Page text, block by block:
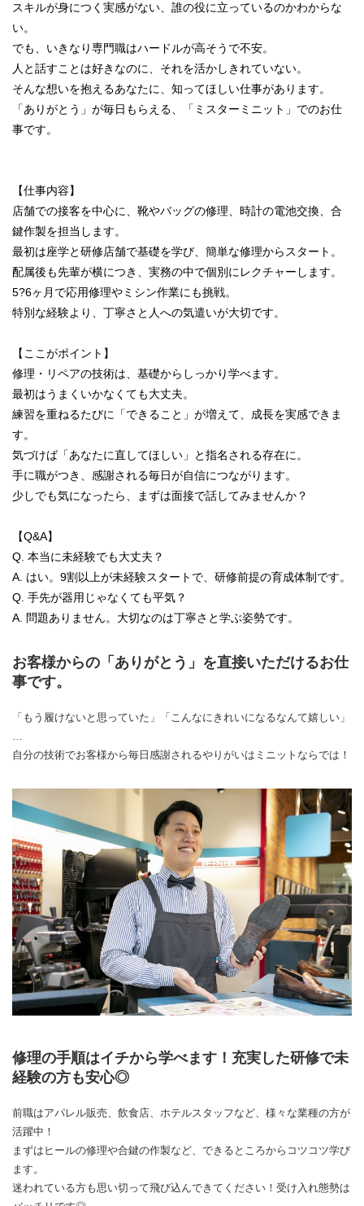
スキルが身につく実感がない、誰の役に立っているのかわからな
い。
でも、いきなり専門職はハードルが高そうで不安。
人と話すことは好きなのに、それを活かしきれていない。
そんな想いを抱えるあなたに、知ってほしい仕事があります。
「ありがとう」が毎日もらえる、「ミスターミニット」でのお仕
事です。
【仕事内容】
店舗での接客を中心に、靴やバッグの修理、時計の電池交換、合
鍵作製を担当します。
最初は座学と研修店舗で基礎を学び、簡単な修理からスタート。
配属後も先輩が横につき、実務の中で個別にレクチャーします。
5?6ヶ月で応用修理やミシン作業にも挑戦。
特別な経験より、丁寧さと人への気遣いが大切です。
【ここがポイント】
修理・リペアの技術は、基礎からしっかり学べます。
最初はうまくいかなくても大丈夫。
練習を重ねるたびに「できること」が増えて、成長を実感できま
す。
気づけば「あなたに直してほしい」と指名される存在に。
手に職がつき、感謝される毎日が自信につながります。
少しでも気になったら、まずは面接で話してみませんか？
【Q&A】
Q. 本当に未経験でも大丈夫？
A. はい。9割以上が未経験スタートで、研修前提の育成体制です。
Q. 手先が器用じゃなくても平気？
A. 問題ありません。大切なのは丁寧さと学ぶ姿勢です。
お客様からの「ありがとう」を直接いただけるお仕
事です。
「もう履けないと思っていた」「こんなにきれいになるなんて嬉しい」
…
自分の技術でお客様から毎日感謝されるやりがいはミニットならでは！
修理の手順はイチから学べます！充実した研修で未
経験の方も安心◎
前職はアパレル販売、飲食店、ホテルスタッフなど、様々な業種の方が
活躍中！
まずはヒールの修理や合鍵の作製など、できるところからコツコツ学び
ます。
迷われている方も思い切って飛び込んできてください！受け入れ態勢は